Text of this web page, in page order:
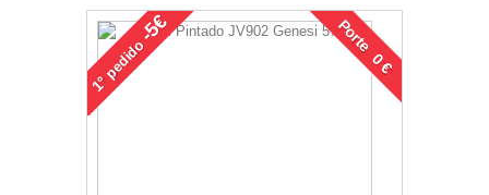
1°
pedido
-5€ Porte 0 €